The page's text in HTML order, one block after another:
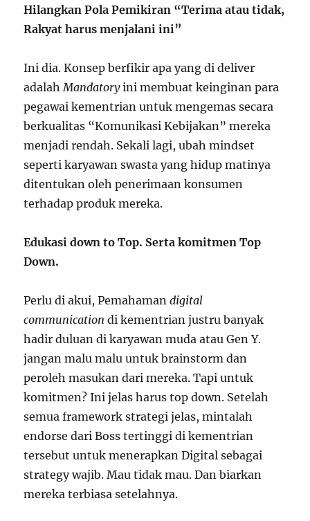
Hilangkan Pola Pemikiran “Terima atau tidak,
Rakyat harus menjalani ini”
Ini dia. Konsep berfikir apa yang di deliver
adalah Mandatoryini membuat keinginan para
pegawai kementrian untuk mengemas secara
berkualitas “Komunikasi Kebijakan” mereka
menjadi rendah. Sekali lagi, ubah mindset
seperti karyawan swasta yang hidup matinya
ditentukan oleh penerimaan konsumen
terhadap produk mereka.
Edukasi down to Top. Serta komitmen Top
Down.
Perlu di akui, Pemahamandigital
communication di kementrian justru banyak
hadir duluan di karyawan muda atau Gen Y.
jangan malu malu untuk brainstorm dan
peroleh masukan dari mereka. Tapi untuk
komitmen? Ini jelas harus top down. Setelah
semua framework strategi jelas, mintalah
endorse dari Boss tertinggi di kementrian
tersebut untuk menerapkan Digital sebagai
strategy wajib. Mau tidak mau. Dan biarkan
mereka terbiasa setelahnya.